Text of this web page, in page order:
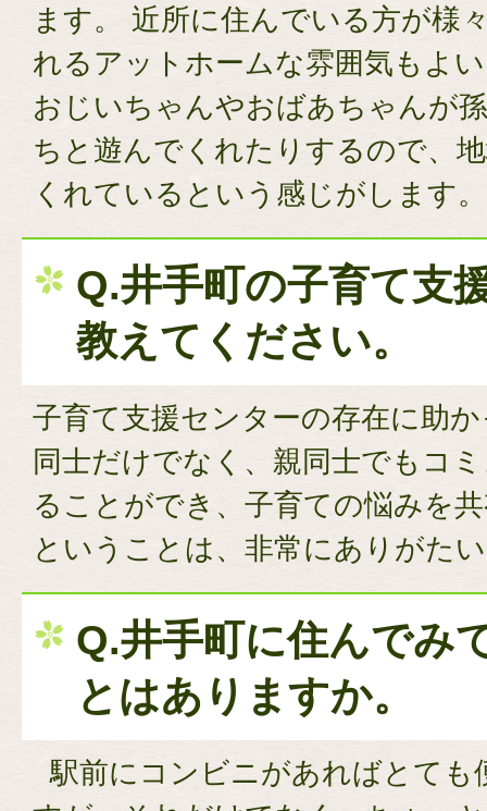
ます。 近所に住んでいる方が様
れるアットホームな雰囲気もよ
おじいちゃんやおばあちゃんが
ちと遊んでくれたりするので、
くれているという感じがします。
Q.井手町の子育て支
教えてください。
子育て支援センターの存在に助
同士だけでなく、親同士でもコ
ることができ、子育ての悩みを
ということは、非常にありがた
Q.井手町に住んでみ
とはありますか。
駅前にコンビニがあればとても